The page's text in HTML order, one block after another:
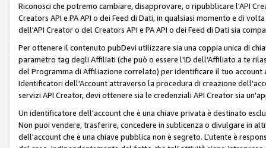
Riconosci che potremo cambiare, disapprovare, o ripubblicare l'API
Creators API e PA API o dei Feed di Dati, in qualsiasi momento e di
dell'API Creator o del Creators API e PA API o dei Feed di Dati sia
Per ottenere il contenuto pubDevi utilizzare sia una coppia unica di
parametro tag degli Affiliati (che può o essere l'ID dell'Affiliato a te
del Programma di Affiliazione correlato) per identificare il tuo account
Identificatori dell'Account attraverso la procedura di creazione
servizi API Creator, devi ottenere sia le credenziali API Creator sia
Un identificatore dell'account che è una chiave privata è destinato
Non puoi vendere, trasferire, concedere in sublicenza o divulgare in
dell'account che è una chiave pubblica non è segreto. L'utente è